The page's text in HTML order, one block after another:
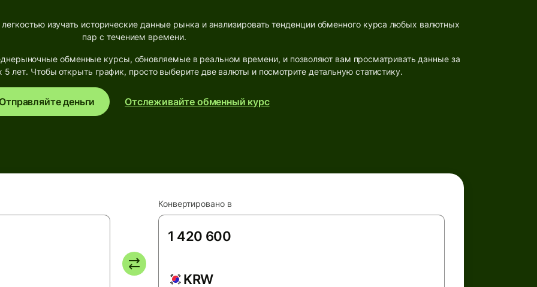
изучать исторические данные рынка и анализировать тенденции обменного курса любых валютных
пар с течением времени.
обменные курсы, обновляемые в реальном времени, и позволяют вам просматривать данные за
лет. Чтобы открыть график, просто выберите две валюты и посмотрите детальную статистику.
деньги Отслеживайте обменный курс
Конвертировано в
KRW